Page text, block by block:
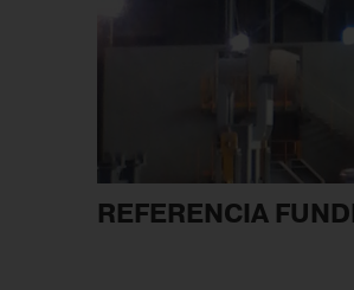
REFERENCIA